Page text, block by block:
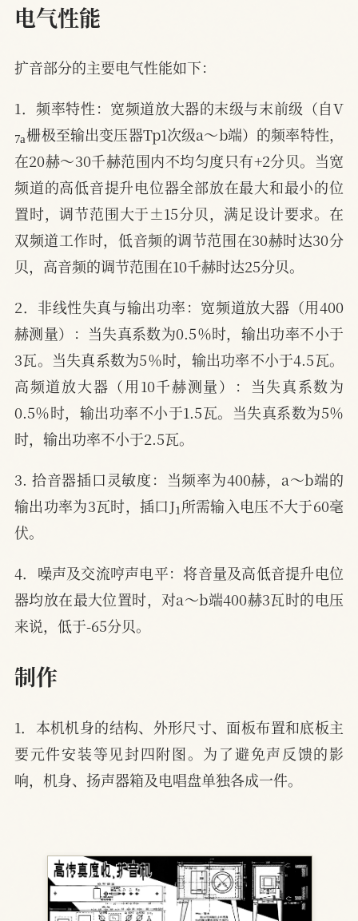
电气性能
扩音部分的主要电气性能如下：
1．频率特性：宽频道放大器的末级与末前级（自V
7a栅极至输出变压器Tp1次级a～b端）的频率特性，
在20赫～30千赫范围内不均匀度只有+2分贝。当宽
频道的高低音提升电位器全部放在最大和最小的位
置时，调节范围大于±15分贝，满足设计要求。在
双频道工作时，低音频的调节范围在30赫时达30分
贝，高音频的调节范围在10千赫时达25分贝。
2．非线性失真与输出功率：宽频道放大器（用400
赫测量）：当失真系数为0.5％时，输出功率不小于
3瓦。当失真系数为5％时，输出功率不小于4.5瓦。
高频道放大器（用10千赫测量）：当失真系数为
0.5％时，输出功率不小于1.5瓦。当失真系数为5％
时，输出功率不小于2.5瓦。
3. 拾音器插口灵敏度：当频率为400赫，a～b端的
输出功率为3瓦时，插口J1所需输入电压不大于60毫
伏。
4．噪声及交流哼声电平：将音量及高低音提升电位
器均放在最大位置时，对a～b端400赫3瓦时的电压
来说，低于-65分贝。
制作
1．本机机身的结构、外形尺寸、面板布置和底板主
要元件安装等见封四附图。为了避免声反馈的影
响，机身、扬声器箱及电唱盘单独各成一件。